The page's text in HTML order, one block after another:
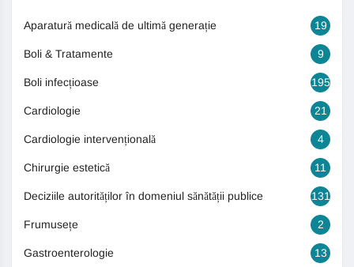
Aparatură medicală de ultimă generație 19
Boli & Tratamente 9
Boli infecțioase 195
Cardiologie 21
Cardiologie intervențională 4
Chirurgie estetică 11
Deciziile autorităților în domeniul sănătății publice 131
Frumusețe 2
Gastroenterologie 13